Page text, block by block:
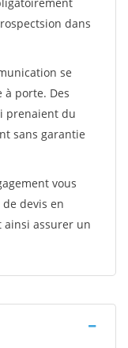
dans
se
porte. Des
prenaient du
sans garantie
vous
devis en
ainsi assurer un